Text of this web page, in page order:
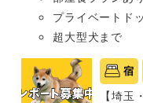
プライベートド
超大型犬まで
宿
【埼玉